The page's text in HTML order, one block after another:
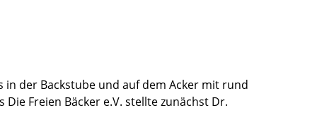
in der Backstube und auf dem Acker mit rund
Freien Bäcker e.V. stellte zunächst Dr.